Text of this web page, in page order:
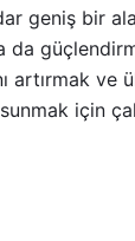
geniş bir
artırmak ve
için